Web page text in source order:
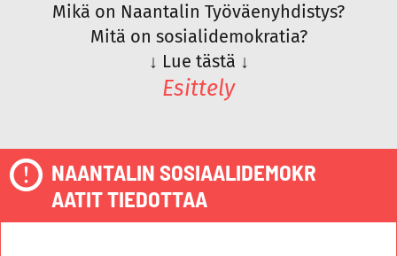
Mikä on Naantalin Työväenyhdistys?
Mitä on sosialidemokratia?
↓ Lue tästä ↓
Esittely
NAANTALIN SOSIAALIDEMOKR
AATIT TIEDOTTAA